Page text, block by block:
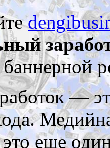
—
еще